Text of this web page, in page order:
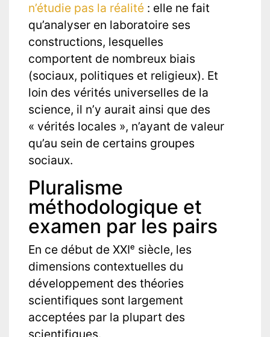
n’étudie pas la réalité : elle ne fait
qu’analyser en laboratoire ses
constructions, lesquelles
comportent de nombreux biais
(sociaux, politiques et religieux). Et
loin des vérités universelles de la
science, il n’y aurait ainsi que des
« vérités locales », n’ayant de valeur
qu’au sein de certains groupes
sociaux.
Pluralisme
méthodologique et
examen par les pairs
En ce début de XXIᵉ siècle, les
dimensions contextuelles du
développement des théories
scientifiques sont largement
acceptées par la plupart des
scientifiques.